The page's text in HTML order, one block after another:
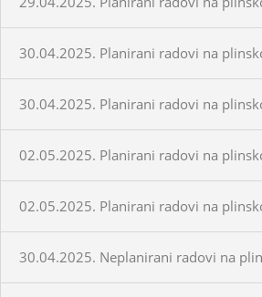
30.04.2025. Planirani radovi na
30.04.2025. Planirani radovi na
02.05.2025. Planirani radovi na
02.05.2025. Planirani radovi na
30.04.2025. Neplanirani radovi na